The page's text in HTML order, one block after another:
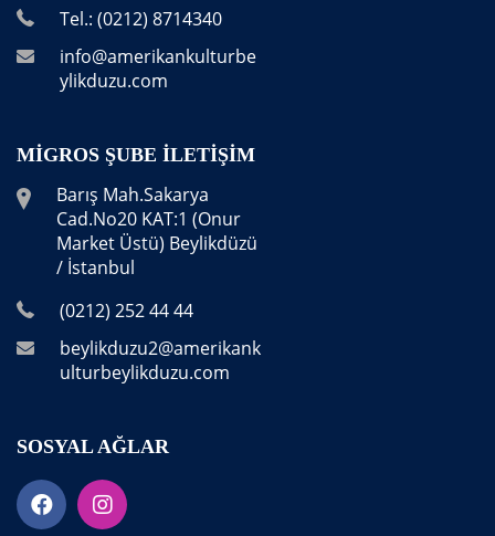
Tel.: (0212) 8714340
info@amerikankulturbe
ylikduzu.com
MIGROS ŞUBE İLETIŞIM
Barış Mah.Sakarya
Cad.No20 KAT:1 (Onur
Market Üstü) Beylikdüzü
/ İstanbul
(0212) 252 44 44
beylikduzu2@amerikank
ulturbeylikduzu.com
SOSYAL AĞLAR